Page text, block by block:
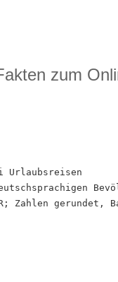
zum
Urlaubsreisen
Zahlen gerundet,